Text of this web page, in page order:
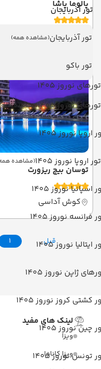
تور آذربایجان
تور آذربایجان(مشاهده همه)
تور باکو
تورهای نوروز 1405
تورهای نوروز 1405
(مشاهده
اروپا نوروز 1405
تور اروپا نوروز 1405 (مشاهده
اسپانیا نوروز 1405
فرانسه نوروز 1405
ایتالیا نوروز 1405
ژاپن نوروز 1405
کشتی کروز نوروز 1405
چین نوروز 1405
تونس نوروز 1405
پالوما پاشا
کوش آداسی
توسان بیچ ریزورت
کوش آداسی
قبل 1
لینک های مفید
ویزا
ویزا کانادا